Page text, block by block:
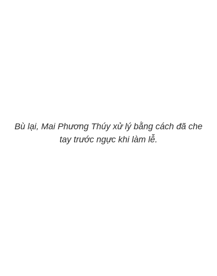
Bù lại, Mai Phương Thúy xử lý bằng cách đã che
tay trước ngực khi làm lễ.